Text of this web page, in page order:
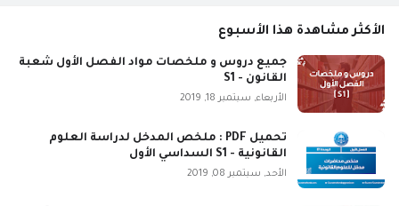
الأكثر مشاهدة هذا الأسبوع
جميع دروس و ملخصات مواد الفصل الأول شعبة
القانون - S1
الأربعاء, سبتمبر 18, 2019
تحميل PDF : ملخص المدخل لدراسة العلوم
القانونية - S1 السداسي الأول
الأحد, سبتمبر 08, 2019